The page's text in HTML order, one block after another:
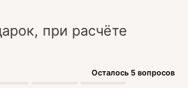
при расчёте
Осталось 5 вопросов